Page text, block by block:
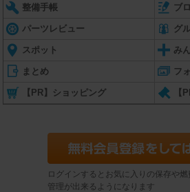
整備手帳 ブ
パーツレビュー グ
スポット み
まとめ フ
【PR】ショッピング 【
ログインするとお気に入りの保存や
管理が出来るようになります